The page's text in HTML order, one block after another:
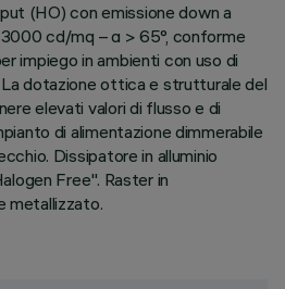
(HO) con emissione down a
cd/mq – α > 65°, conforme
impiego in ambienti con uso di
dotazione ottica e strutturale del
elevati valori di flusso e di
di alimentazione dimmerabile
Dissipatore in alluminio
Free". Raster in
metallizzato.